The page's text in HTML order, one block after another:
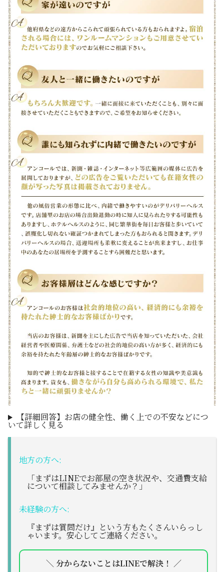
【詳細回答】お店の健全性、働く上での不安などにつ
いて詳しく見る
地方の方へ:
「まずはLINEでお部屋の空き状況や、交通費支給
について相談してみませんか？」
未経験の方へ:
『まずは質問だけ』という方もたくさんいらっし
ゃいます。安心してご連絡ください。
＼ 分からないことはLINEで解決！ ／